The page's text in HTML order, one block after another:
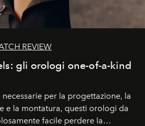
REVIEW
gli orologi one-of-a-kind
per la progettazione, la
e la montatura, questi orologi da
facile perdere la